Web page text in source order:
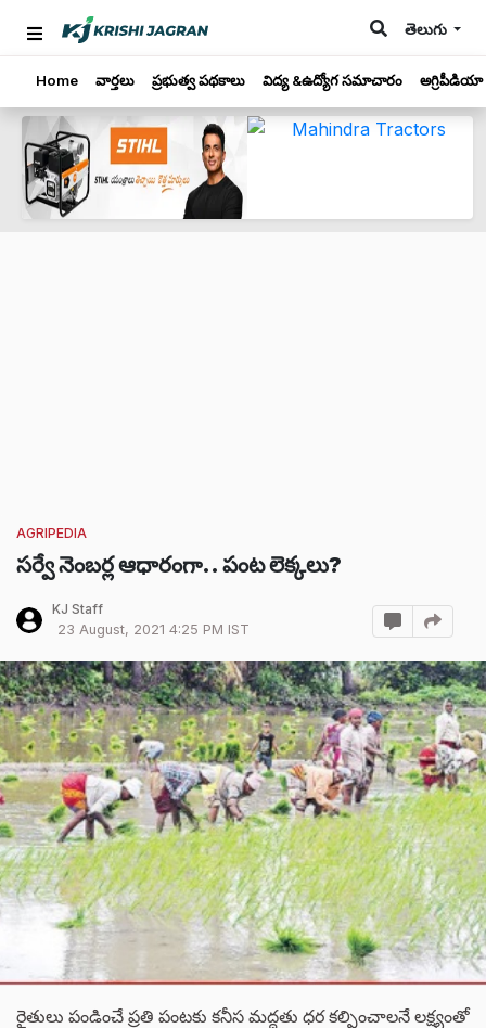
తెలుగు
Home వార్తలు ప్రభుత్వ పథకాలు విద్య &ఉద్యోగ సమాచారం అగ్రిపీడియా
AGRIPEDIA
సర్వే నెంబర్ల ఆధారంగా.. పంట లెక్కలు?
KJ Staff
23 August, 2021 4:25 PM IST
రైతులు పండించే ప్రతి పంటకు కనీస మద్దతు ధర కల్పించాలనే లక్ష్యంతో